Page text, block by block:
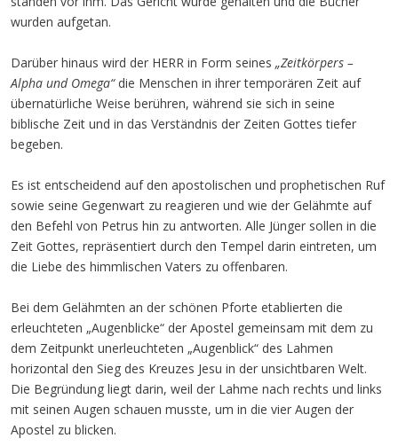
wurden aufgetan.
Darüber hinaus wird der HERR in Form seines „Zeitkörpers –
Alpha und Omega“die Menschen in ihrer temporären Zeit auf
übernatürliche Weise berühren, während sie sich in seine
biblische Zeit und in das Verständnis der Zeiten Gottes tiefer
begeben.
Es ist entscheidend auf den apostolischen und prophetischen Ruf
sowie seine Gegenwart zu reagieren und wie der Gelähmte auf
den Befehl von Petrus hin zu antworten. Alle Jünger sollen in die
Zeit Gottes, repräsentiert durch den Tempel darin eintreten, um
die Liebe des himmlischen Vaters zu offenbaren.
Bei dem Gelähmten an der schönen Pforte etablierten die
erleuchteten „Augenblicke“ der Apostel gemeinsam mit dem zu
dem Zeitpunkt unerleuchteten „Augenblick“ des Lahmen
horizontal den Sieg des Kreuzes Jesu in der unsichtbaren Welt.
Die Begründung liegt darin, weil der Lahme nach rechts und links
mit seinen Augen schauen musste, um in die vier Augen der
Apostel zu blicken.